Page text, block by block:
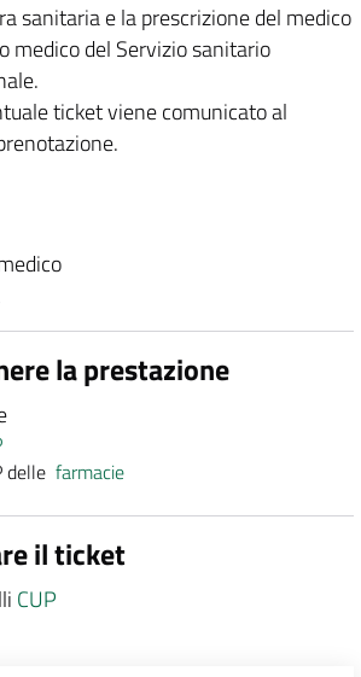
sanitaria e la prescrizione del medico
medico del Servizio sanitario
ticket viene comunicato al
la prestazione
dellefarmacie
il ticket
CUP